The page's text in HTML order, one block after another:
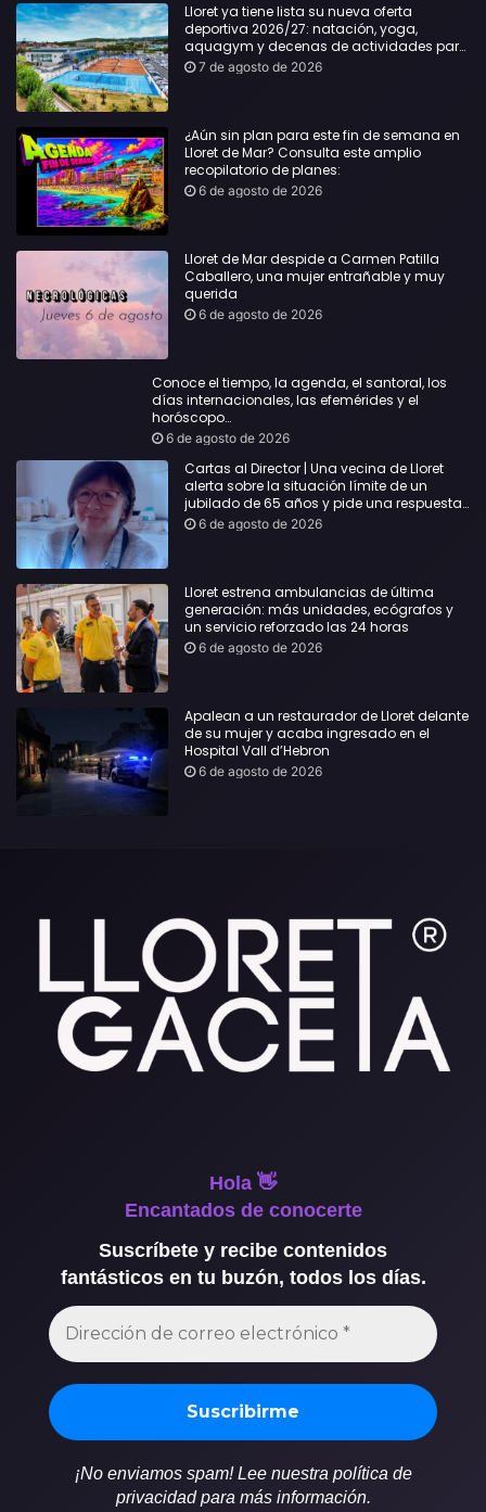
Lloret ya tiene lista su nueva oferta
deportiva 2026/27: natación, yoga,
aquagym y decenas de actividades para
todas las edades
7 de agosto de 2026
¿Aún sin plan para este fin de semana en
Lloret de Mar? Consulta este amplio
recopilatorio de planes:
6 de agosto de 2026
Lloret de Mar despide a Carmen Patilla
Caballero, una mujer entrañable y muy
querida
6 de agosto de 2026
Conoce el tiempo, la agenda, el santoral, los
días internacionales, las efemérides y el
horóscopo…
6 de agosto de 2026
Cartas al Director | Una vecina de Lloret
alerta sobre la situación límite de un
jubilado de 65 años y pide una respuesta
urgente
6 de agosto de 2026
Lloret estrena ambulancias de última
generación: más unidades, ecógrafos y
un servicio reforzado las 24 horas
6 de agosto de 2026
Apalean a un restaurador de Lloret delante
de su mujer y acaba ingresado en el
Hospital Vall d’Hebron
6 de agosto de 2026
Hola 👋
Encantados de conocerte
Suscríbete y recibe contenidos
fantásticos en tu buzón, todos los días.
¡No enviamos spam! Lee nuestra política de
privacidad para más información.